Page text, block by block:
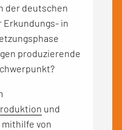
der deutschen
Erkundungs- in
produzierende
und
mithilfe von